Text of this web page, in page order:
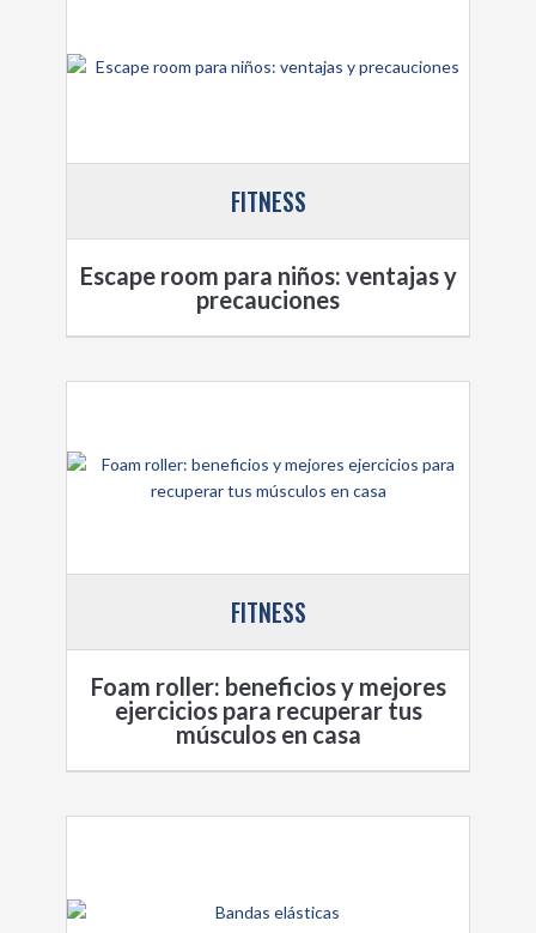
FITNESS
Escape room para niños: ventajas y
precauciones
FITNESS
Foam roller: beneficios y mejores
ejercicios para recuperar tus
músculos en casa